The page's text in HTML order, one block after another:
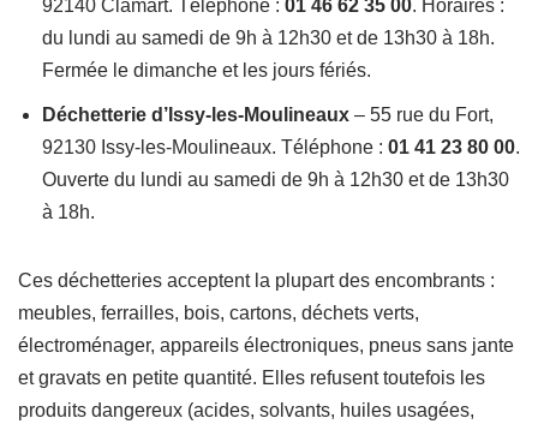
92140 Clamart. Téléphone : 01 46 62 35 00. Horaires :
du lundi au samedi de 9h à 12h30 et de 13h30 à 18h.
Fermée le dimanche et les jours fériés.
Déchetterie d’Issy-les-Moulineaux – 55 rue du Fort,
92130 Issy-les-Moulineaux. Téléphone : 01 41 23 80 00.
Ouverte du lundi au samedi de 9h à 12h30 et de 13h30
à 18h.
Ces déchetteries acceptent la plupart des encombrants :
meubles, ferrailles, bois, cartons, déchets verts,
électroménager, appareils électroniques, pneus sans jante
et gravats en petite quantité. Elles refusent toutefois les
produits dangereux (acides, solvants, huiles usagées,